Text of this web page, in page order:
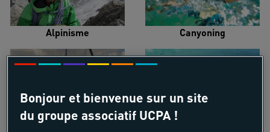
Alpinisme Canyoning
Croisière voilier Kayak de mer
Bonjour et bienvenue sur un site
du groupe associatif UCPA !